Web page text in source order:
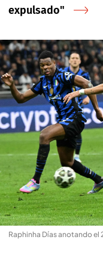
expulsado"
Raphinha Días anotando el